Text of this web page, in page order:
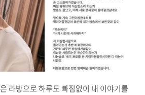
라방으로 하루도 빠짐없이 내 이야기를